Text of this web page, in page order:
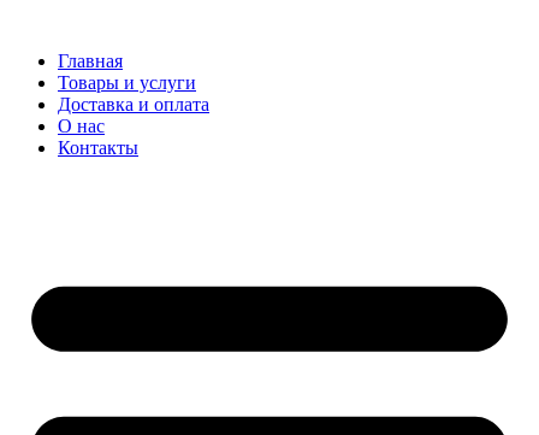
содержимому
Главная
Товары и услуги
Доставка и оплата
О нас
Контакты